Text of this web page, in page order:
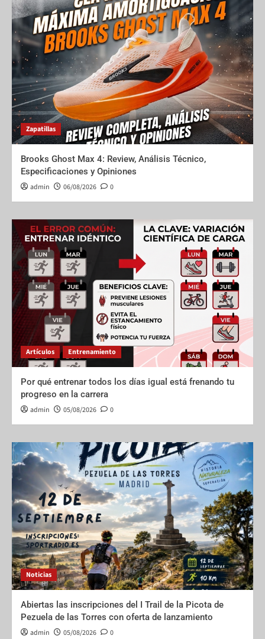
Zapatillas
Brooks Ghost Max 4: Review, Análisis Técnico,
Especificaciones y Opiniones
admin 06/08/2026 0
Artículos Entrenamiento
Por qué entrenar todos los días igual está frenando tu
progreso en la carrera
admin 05/08/2026 0
Noticias
Abiertas las inscripciones del I Trail de la Picota de
Pezuela de las Torres con oferta de lanzamiento
admin 05/08/2026 0